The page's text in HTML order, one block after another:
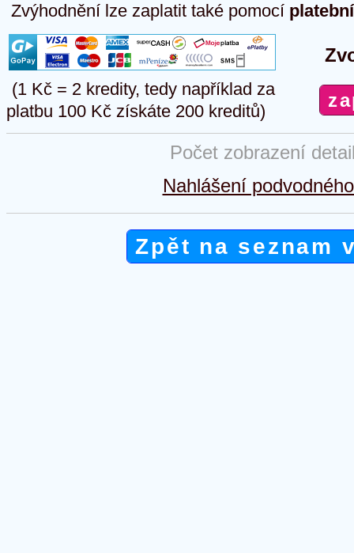
Zvýhodnění lze zaplatit také pomocí
(1 Kč = 2 kredity, tedy například za
platbu 100 Kč získáte 200 kreditů)
Počet zobrazení
Nahlášení
Zpět na seznam